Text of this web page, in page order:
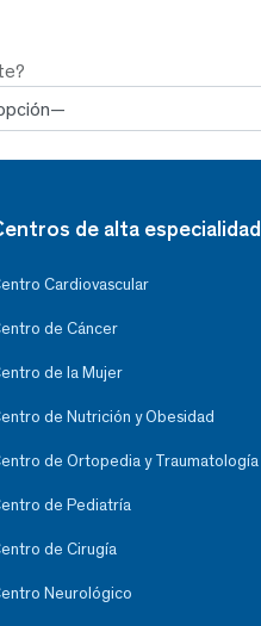
de alta especialidad
Cardiovascular
de Cáncer
de la Mujer
de Nutrición y Obesidad
de Ortopedia y Traumatología
de Pediatría
de Cirugía
Neurológico